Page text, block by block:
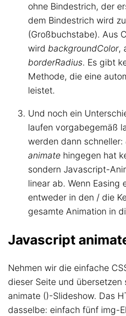
ohne Bindestrich, der
dem Bindestrich wird
(Großbuchstabe). Aus
wird backgroundColor,
borderRadius. Es gibt
Methode, die eine
leistet.
Und noch ein
laufen vorgabegemäß
werden dann schneller:
animate hingegen hat
sondern Javascript-
linear ab. Wenn Easing
entweder in den / die
gesamte Animation in
Javascript
Nehmen wir die einfache
dieser Seite und
animate ()-Slideshow. Das
dasselbe: einfach fünf img-